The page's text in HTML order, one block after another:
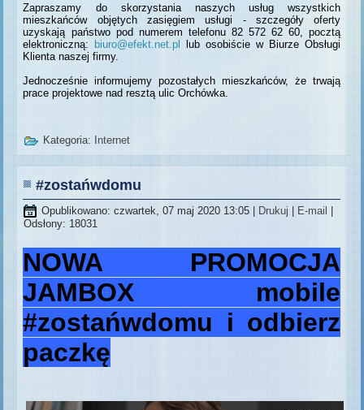
Zapraszamy do skorzystania naszych usług wszystkich
mieszkańców objętych zasięgiem usługi - szczegóły oferty
uzyskają państwo pod numerem telefonu 82 572 62 60, pocztą
elektroniczną: biuro@efekt.net.pl lub osobiście w Biurze Obsługi
Klienta naszej firmy.
Jednocześnie informujemy pozostałych mieszkańców, że trwają
prace projektowe nad resztą ulic Orchówka.
Kategoria: Internet
#zostańwdomu
Opublikowano: czwartek, 07 maj 2020 13:05 | Drukuj | E-mail |
Odsłony: 18031
NOWA PROMOCJA
JAMBOX mobile
#zostańwdomu i odbierz
paczkę